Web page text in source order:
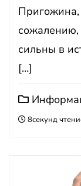
Пригожина,
сильны в
[…]
8секунд